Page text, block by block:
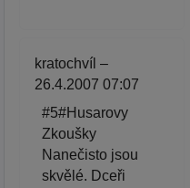
kratochvíl –
26.4.2007 07:07
#5#Husarovy
Zkoušky
Nanečisto jsou
skvělé. Dceři